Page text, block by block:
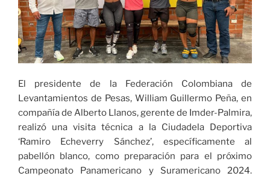
El presidente de la Federación Colombiana de
Levantamientos de Pesas, William Guillermo Peña, en
compañía de Alberto Llanos, gerente de Imder-Palmira,
realizó una visita técnica a la Ciudadela Deportiva
‘Ramiro Echeverry Sánchez’, específicamente al
pabellón blanco, como preparación para el próximo
Campeonato Panamericano y Suramericano 2024.